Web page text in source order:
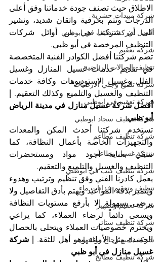
شركة مبيدات حشرية
أفضل شركة تنظيف في ابوظبي
شركة تعقيم
تنظيف الصالات الرياضية
شركة تلميع وجلي الارضيات
شركة تعقيم في ابوظبي
شركة تنظيف سجاد ابوظبي
شركة تنظيف مطاعم
شركة غسيل مطاعم
شركة تنظيف كنب في ابوظبي
تنظيف وتعقيم خزانات ماء
شركة تعقيم وتطهير
شركة تنظيف ستائر
شركة تلميع زجاج وواجهات
شركة تنظيف مطابخ
التنظيف المرخصة في أبو ظبي.
التنظيف والغسيل والتلميع وكذلك التعقيم.
أبو ظبي
التنظيف والغسيل والتلميع والتعقيم.
الحميدة مثل الأمانة وهو أهل للثقة.
غسيل منازل في أبو ظبي